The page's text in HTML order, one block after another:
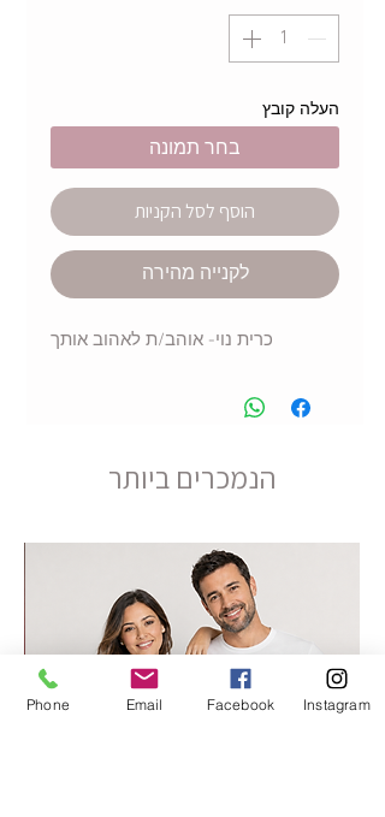
העלה קובץ
בחר תמונה
הוסף לסל הקניות
לקנייה מהירה
כרית נוי- אוהב/ת לאהוב אותך
הנמכרים ביותר
Phone Email Facebook Instagram